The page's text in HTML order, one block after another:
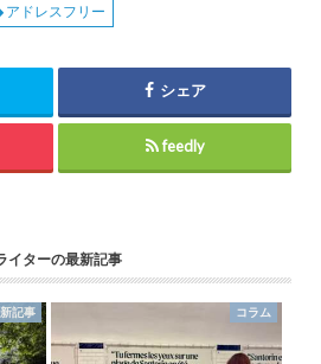
アドレスフリー
シェア
feedly
イターの最新記事
記事 コラム